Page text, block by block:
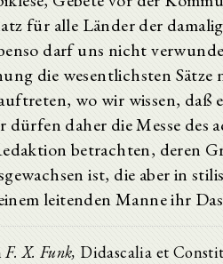
für alle Länder der
darf uns nicht
die wesentlichsten
wo wir wissen, daß
dürfen daher die Messe des
betrachten, deren
ist, die aber in
leitenden Manne ihr
F. X. Funk, Didascalia et